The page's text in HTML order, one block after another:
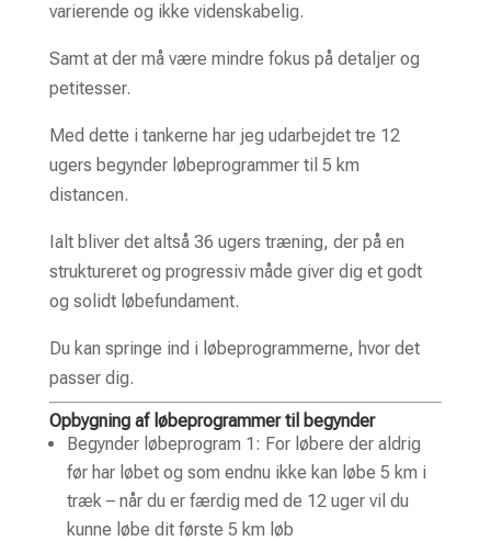
varierende og ikke videnskabelig.
Samt at der må være mindre fokus på detaljer og
petitesser.
Med dette i tankerne har jeg udarbejdet tre 12
ugers begynder løbeprogrammer til 5 km
distancen.
Ialt bliver det altså 36 ugers træning, der på en
struktureret og progressiv måde giver dig et godt
og solidt løbefundament.
Du kan springe ind i løbeprogrammerne, hvor det
passer dig.
Opbygning af løbeprogrammer til begynder
Begynder løbeprogram 1: For løbere der aldrig
før har løbet og som endnu ikke kan løbe 5 km i
træk – når du er færdig med de 12 uger vil du
kunne løbe dit første 5 km løb